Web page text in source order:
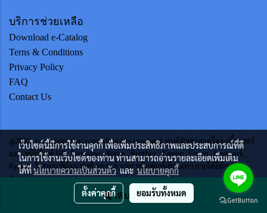
เพิ่มลงตะกร้า
บริการช่วยเหลือ
Download e-Catalog
Terns & Conditions
Privacy Policy
FAQ
Contact Us
@2023 tonerprintthai.com All rights reserved. ศูนย์จำหน่ายเครื่อง ปริ้นเตอร์
และ หมึกพิมพ์ HP , Samsung , Xerox , Brother , Canon , Epson , Lexmark ,
Kycera ริบบอน ฟิล์มแฟกซ์ ของแท้ และ หมึกพิมพ์เทียบเท่า ภายใต้ยี่ห้อ TTS
Print
ผู้เข้าชมวันนี้ 1,860
เว็บไซต์นี้มีการใช้งานคุกกี้ เพื่อเพิ่มประสิทธิภาพและประสบการณ์ที่ดี
ในการใช้งานเว็บไซต์ของท่าน ท่านสามารถอ่านรายละเอียดเพิ่มเติม
ได้ที่นโยบายความเป็นส่วนตัวและ นโยบายคุกกี้
ตั้งค่าคุกกี้ ยอมรับทั้งหมด